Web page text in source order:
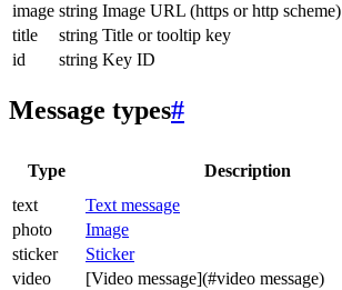
image string Image URL (https or http scheme)
title
string Title or tooltip key
id
string Key ID
Message types#
Type Description
text
Text message
photo
Image
sticker
Sticker
video
[Video message](#video message)